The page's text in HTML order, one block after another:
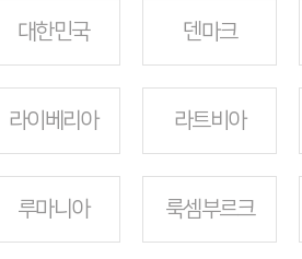
대한민국 덴마크
라이베리아 라트비아
루마니아 룩셈부르크